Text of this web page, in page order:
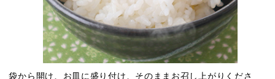
袋から開け、お皿に盛り付け、そのままお召し上がりくださ